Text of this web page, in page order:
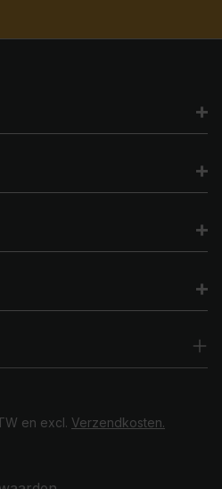
en excl. Verzendkosten.